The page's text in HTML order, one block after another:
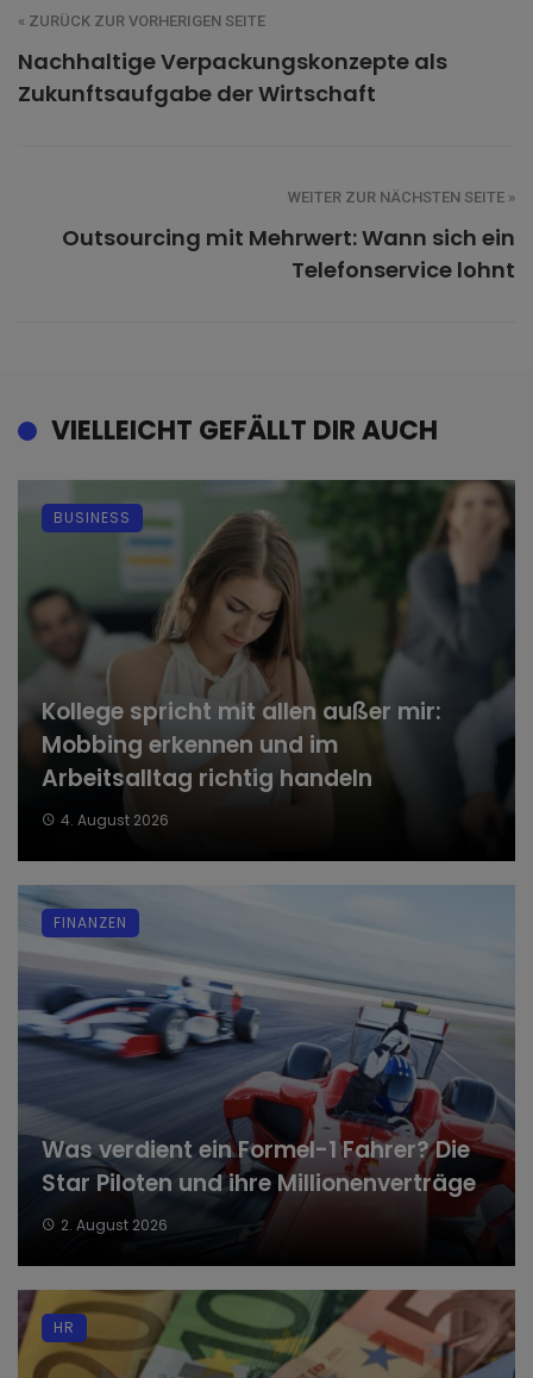
« ZURÜCK ZUR VORHERIGEN SEITE
Nachhaltige Verpackungskonzepte als
Zukunftsaufgabe der Wirtschaft
WEITER ZUR NÄCHSTEN SEITE »
Outsourcing mit Mehrwert: Wann sich ein
Telefonservice lohnt
VIELLEICHT GEFÄLLT DIR AUCH
Kollege spricht mit allen außer mir:
Mobbing erkennen und im
Arbeitsalltag richtig handeln
4. August 2026
BUSINESS
Was verdient ein Formel-1 Fahrer? Die
Star Piloten und ihre Millionenverträge
2. August 2026
FINANZEN
HR